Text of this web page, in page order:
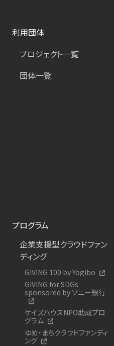
利用団体
プロジェクト一覧
団体一覧
プログラム
企業支援型クラウドファン
ディング
GIVING 100 by Yogibo
GIVING for SDGs
sponsored by ソニー銀行
ケイズハウスNPO助成プロ
グラム
ゆめ・まちクラウドファンディ
ング